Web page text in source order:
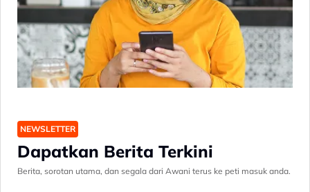
NEWSLETTER
Dapatkan Berita Terkini
Berita, sorotan utama, dan segala dari Awani terus ke peti masuk anda.